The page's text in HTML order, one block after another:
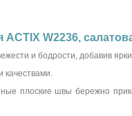
W2236,
и бодрости, добавив
качествами.
плоские швы бережно